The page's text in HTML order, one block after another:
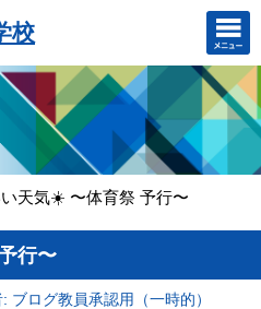
校
天気☀️ 〜体育祭 予行〜
行〜
ブログ教員承認用（一時的）